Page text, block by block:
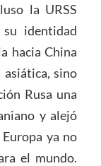
la URSS
identidad
hacia China
sino
Rusa una
y alejó
ya no
el mundo.